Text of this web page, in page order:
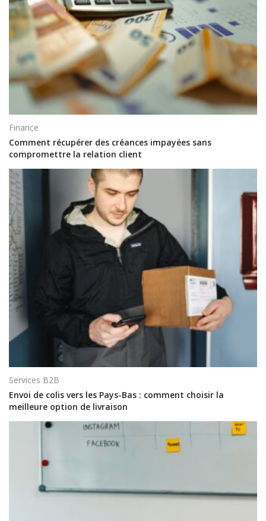
Finance
Comment récupérer des créances impayées sans
compromettre la relation client
Services B2B
Envoi de colis vers les Pays-Bas : comment choisir la
meilleure option de livraison